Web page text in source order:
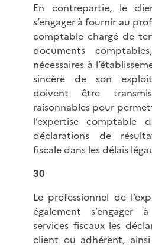
En contrepartie, le
s’engager à fournir au
comptable chargé de
documents
nécessaires à
sincère de son
doivent être
raisonnables pour
l’expertise comptable
déclarations de
fiscale dans les délais
30
Le professionnel de
également s’engager
services fiscaux les
client ou adhérent,